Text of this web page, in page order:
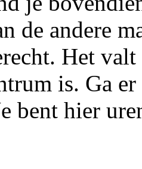
de andere
Het
is. Ga
bent hier